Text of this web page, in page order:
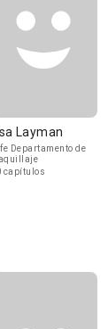
Layman
Departamento de
capítulos